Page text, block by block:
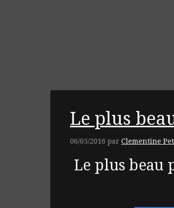
Le plus
06/05/2016 par Clementine
Le plus beau